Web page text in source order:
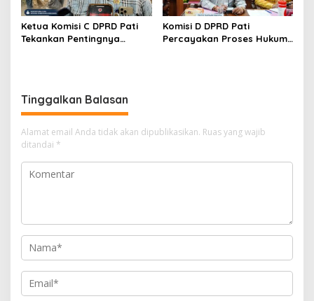
Ketua Komisi C DPRD Pati
Tekankan Pentingnya
Komisi D DPRD Pati
Percayakan Proses Hukum
Tinggalkan Balasan
Alamat email Anda tidak akan dipublikasikan. Ruas yang wajib
ditandai *